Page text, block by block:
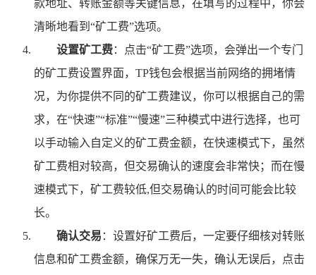
款地址、转账金额等关键信息，在填写的过程中，你会
清晰地看到“矿工费”选项。
设置矿工费：点击“矿工费”选项，会弹出一个专门
的矿工费设置界面，TP钱包会根据当前网络的拥堵情
况，为你提供不同的矿工费建议，你可以根据自己的需
求，在“快速”“标准”“慢速”三种模式中进行选择，也可
以手动输入自定义的矿工费金额，在快速模式下，虽然
矿工费相对较高，但交易确认的速度会非常快；而在慢
速模式下，矿工费较低,但交易确认的时间可能会比较
长。
确认交易 ：设置好矿工费后，一定要仔细核对转账
信息和矿工费金额，确保万无一失，确认无误后，点击